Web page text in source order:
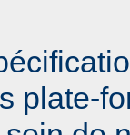
plate-